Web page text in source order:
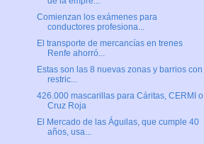
Comienzan los exámenes para
conductores profesiona...
El transporte de mercancías en trenes
Renfe ahorró...
Estas son las 8 nuevas zonas y barrios con
restric...
426.000 mascarillas para Cáritas, CERMI o
Cruz Roja
El Mercado de las Águilas, que cumple 40
años, usa...